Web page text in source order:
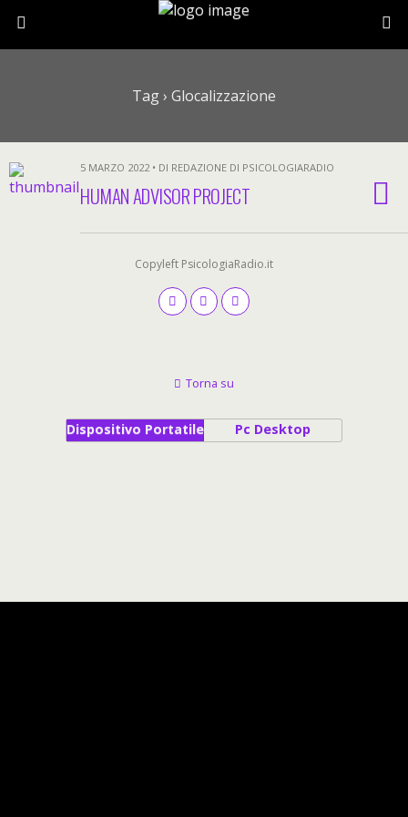
Tag › Glocalizzazione
5 MARZO 2022 • DI REDAZIONE DI PSICOLOGIARADIO
HUMAN ADVISOR PROJECT
Copyleft PsicologiaRadio.it
Torna su
Dispositivo Portatile Pc Desktop